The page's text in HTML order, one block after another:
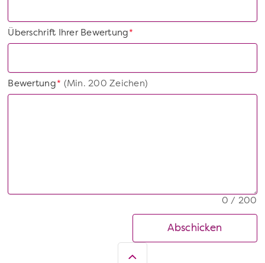
*
Überschrift Ihrer Bewertung
*
Bewertung(Min. 200 Zeichen)
0 / 200
Abschicken